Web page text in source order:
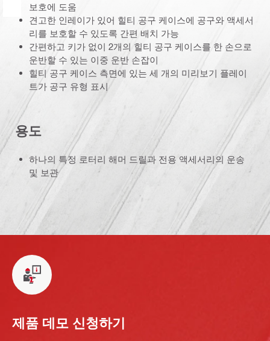
보호에 도움
견고한 인레이가 있어 힐티 공구 케이스에 공구와 액세서
리를 보호할 수 있도록 간편 배치 가능
간편하고 키가 없이 2개의 힐티 공구 케이스를 한 손으로
운반할 수 있는 이중 운반 손잡이
힐티 공구 케이스 측면에 있는 세 개의 미리보기 플레이
트가 공구 유형 표시
용도
하나의 특정 로터리 해머 드릴과 전용 액세서리의 운송
및 보관
제품 데모 신청하기